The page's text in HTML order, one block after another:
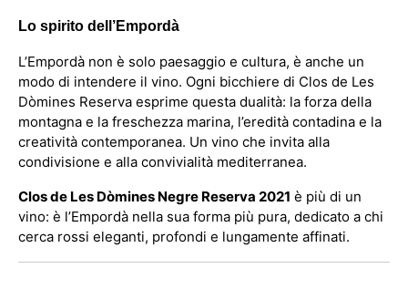
Lo spirito dell’Empordà
L’Empordà non è solo paesaggio e cultura, è anche un
modo di intendere il vino. Ogni bicchiere di Clos de Les
Dòmines Reserva esprime questa dualità: la forza della
montagna e la freschezza marina, l’eredità contadina e la
creatività contemporanea. Un vino che invita alla
condivisione e alla convivialità mediterranea.
Clos de Les Dòmines Negre Reserva 2021 è più di un
vino: è l’Empordà nella sua forma più pura, dedicato a chi
cerca rossi eleganti, profondi e lungamente affinati.